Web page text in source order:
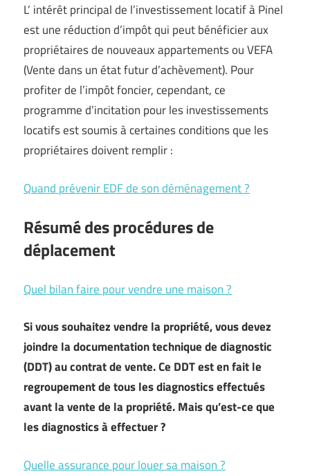
L’ intérêt principal de l’investissement locatif à Pinel
est une réduction d’impôt qui peut bénéficier aux
propriétaires de nouveaux appartements ou VEFA
(Vente dans un état futur d’achèvement). Pour
profiter de l’impôt foncier, cependant, ce
programme d’incitation pour les investissements
locatifs est soumis à certaines conditions que les
propriétaires doivent remplir :
Quand prévenir EDF de son déménagement ?
Résumé des procédures de
déplacement
Quel bilan faire pour vendre une maison ?
Si vous souhaitez vendre la propriété, vous devez
joindre la documentation technique de diagnostic
(DDT) au contrat de vente. Ce DDT est en fait le
regroupement de tous les diagnostics effectués
avant la vente de la propriété. Mais qu’est-ce que
les diagnostics à effectuer ?
Quelle assurance pour louer sa maison ?